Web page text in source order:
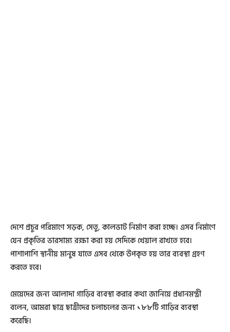
দেশে প্রচুর পরিমাণে সড়ক, সেতু, কালভাট নির্মাণ করা হচ্ছে। এসব নির্মাণে
যেন প্রকৃতির ভারসাম্য রক্ষা করা হয় সেদিকে খেয়াল রাখতে হবে।
পাশাপাশি স্থানীয় মানুষ যাতে এসব থেকে উপকৃত হয় তার ব্যবস্থা গ্রহণ
করতে হবে।
মেয়েদের জন্য আলাদা গাড়ির ব্যবস্থা করার কথা জানিয়ে প্রধানমন্ত্রী
বলেন, আমরা ছাত্র ছাত্রীদের চলাচলের জন্য ১৮৮টি গাড়ির ব্যবস্থা
করেছি।